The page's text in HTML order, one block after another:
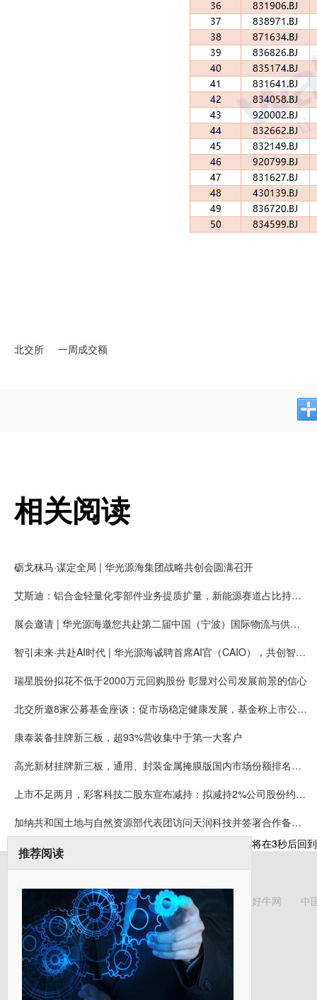
北交所 一周成交额
相关阅读
砺戈秣马·谋定全局 | 华光源海集团战略共创会圆满召开
艾斯迪：铝合金轻量化零部件业务提质扩量，新能源赛道占比持续提高
展会邀请 | 华光源海邀您共赴第二届中国（宁波）国际物流与供应链博览会，展位号：T01
智引未来·共赴AI时代 | 华光源海诚聘首席AI官（CAIO），共创智慧物流新未来！
瑞星股份拟花不低于2000万元回购股份 彰显对公司发展前景的信心
北交所邀8家公募基金座谈：促市场稳定健康发展，基金称上市公司质量持续提升
康泰装备挂牌新三板，超93%营收集中于第一大客户
高光新材挂牌新三板，通用、封装金属掩膜版国内市场份额排名第一
上市不足两月，彩客科技二股东宣布减持：拟减持2%公司股份约可套现5008万元
加纳共和国土地与自然资源部代表团访问天润科技并签署合作备忘录
推荐阅读
将在3秒后回
好牛网 中